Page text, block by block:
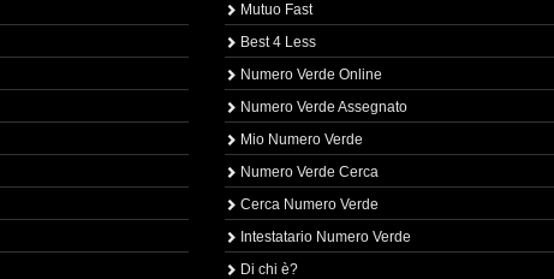
Mutuo Fast
Best 4 Less
Numero Verde Online
Numero Verde Assegnato
Mio Numero Verde
Numero Verde Cerca
Cerca Numero Verde
Intestatario Numero Verde
Di chi è?